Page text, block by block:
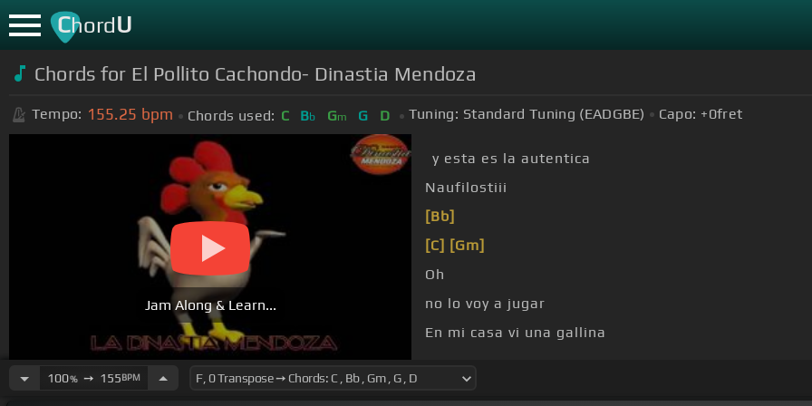
ChordU
Chords for El Pollito Cachondo- Dinastia Mendoza
Tempo: 155.25 bpm Chords used: C Bb Gm G D Tuning: Standard Tuning (EADGBE) Capo: +0fret
Jam Along & Learn...
y esta es la autentica
Naufilostiii
[Bb]
[C] [Gm]
Oh
no lo voy a jugar
En mi casa vi una gallina
100%➙ 155BPM